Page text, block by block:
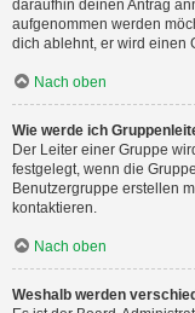
daraufhin deinen Antrag
aufgenommen werden
dich ablehnt, er wird einen
Nach oben
Wie werde ich
Der Leiter einer Gruppe
festgelegt, wenn die
Benutzergruppe erstellen
kontaktieren.
Nach oben
Weshalb werden